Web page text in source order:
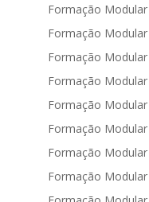
Formação
Formação
Formação
Formação
Formação
Formação
Formação
Formação